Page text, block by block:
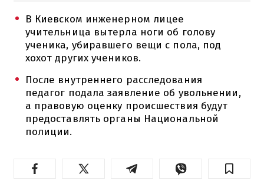
В Киевском инженерном лицее
учительница вытерла ноги об голову
ученика, убиравшего вещи с пола, под
хохот других учеников.
После внутреннего расследования
педагог подала заявление об увольнении,
а правовую оценку происшествия будут
предоставлять органы Национальной
полиции.